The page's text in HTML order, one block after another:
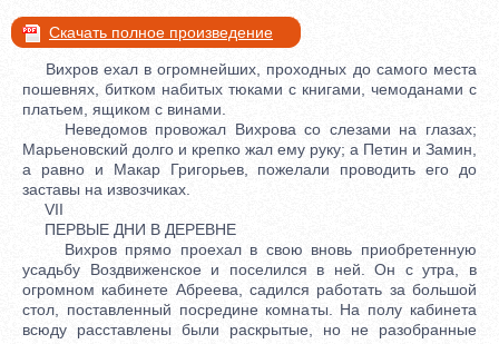
Скачать полное произведение
Вихров ехал в огромнейших, проходных до самого места
пошевнях, битком набитых тюками с книгами, чемоданами с
платьем, ящиком с винами.
Неведомов провожал Вихрова со слезами на глазах;
Марьеновский долго и крепко жал ему руку; а Петин и Замин,
а равно и Макар Григорьев, пожелали проводить его до
заставы на извозчиках.
VII
ПЕРВЫЕ ДНИ В ДЕРЕВНЕ
Вихров прямо проехал в свою вновь приобретенную
усадьбу Воздвиженское и поселился в ней. Он с утра, в
огромном кабинете Абреева, садился работать за большой
стол, поставленный посредине комнаты. На полу кабинета
всюду расставлены были раскрытые, но не разобранные